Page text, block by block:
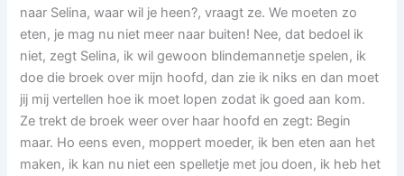
naar Selina, waar wil je heen?, vraagt ze. We moeten zo
eten, je mag nu niet meer naar buiten! Nee, dat bedoel ik
niet, zegt Selina, ik wil gewoon blindemannetje spelen, ik
doe die broek over mijn hoofd, dan zie ik niks en dan moet
jij mij vertellen hoe ik moet lopen zodat ik goed aan kom.
Ze trekt de broek weer over haar hoofd en zegt: Begin
maar. Ho eens even, moppert moeder, ik ben eten aan het
maken, ik kan nu niet een spelletje met jou doen, ik heb het